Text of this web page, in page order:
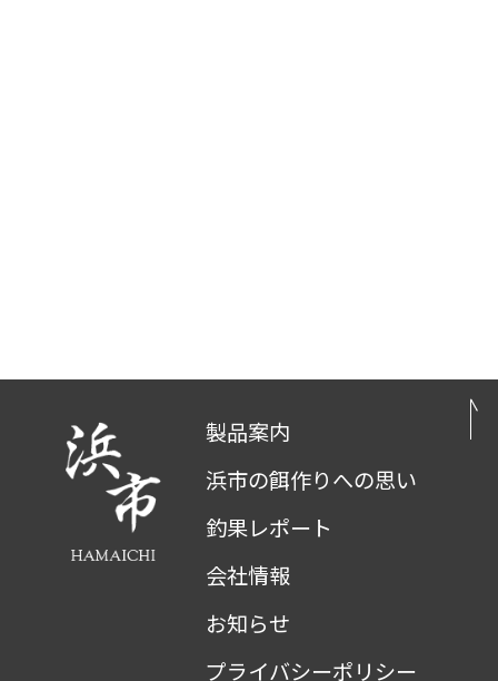
製品案内
浜市の餌作りへの思い
釣果レポート
会社情報
お知らせ
プライバシーポリシー